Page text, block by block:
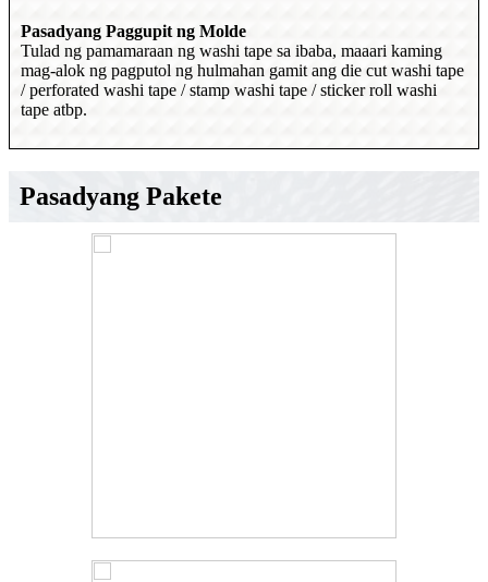
Pasadyang Paggupit ng Molde
Tulad ng pamamaraan ng washi tape sa ibaba, maaari kaming
mag-alok ng pagputol ng hulmahan gamit ang die cut washi tape
/ perforated washi tape / stamp washi tape / sticker roll washi
tape atbp.
Pasadyang Pakete